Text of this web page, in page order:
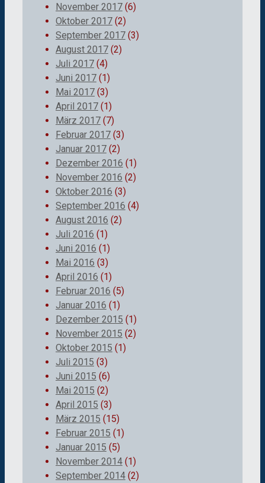
November 2017 (6)
Oktober 2017 (2)
September 2017 (3)
August 2017 (2)
Juli 2017 (4)
Juni 2017 (1)
Mai 2017 (3)
April 2017 (1)
März 2017 (7)
Februar 2017 (3)
Januar 2017 (2)
Dezember 2016 (1)
November 2016 (2)
Oktober 2016 (3)
September 2016 (4)
August 2016 (2)
Juli 2016 (1)
Juni 2016 (1)
Mai 2016 (3)
April 2016 (1)
Februar 2016 (5)
Januar 2016 (1)
Dezember 2015 (1)
November 2015 (2)
Oktober 2015 (1)
Juli 2015 (3)
Juni 2015 (6)
Mai 2015 (2)
April 2015 (3)
März 2015 (15)
Februar 2015 (1)
Januar 2015 (5)
November 2014 (1)
September 2014 (2)